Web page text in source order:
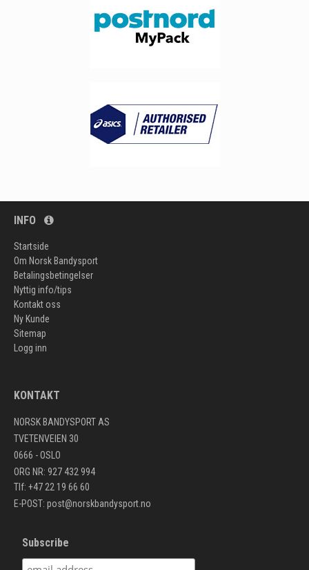
INFO
Startside
Om Norsk Bandysport
Betalingsbetingelser
Nyttig info/tips
Kontakt oss
Ny Kunde
Sitemap
Logg inn
KONTAKT
NORSK BANDYSPORT AS
TVETENVEIEN 30
0666 - OSLO
ORG NR: 927 432 994
Tlf: +47 22 19 66 60
E-POST: post@norskbandysport.no
Subscribe